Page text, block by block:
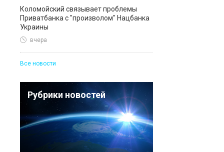
Коломойский связывает проблемы
Приватбанка с "произволом" Нацбанка
Украины
вчера
Все новости
Рубрики новостей